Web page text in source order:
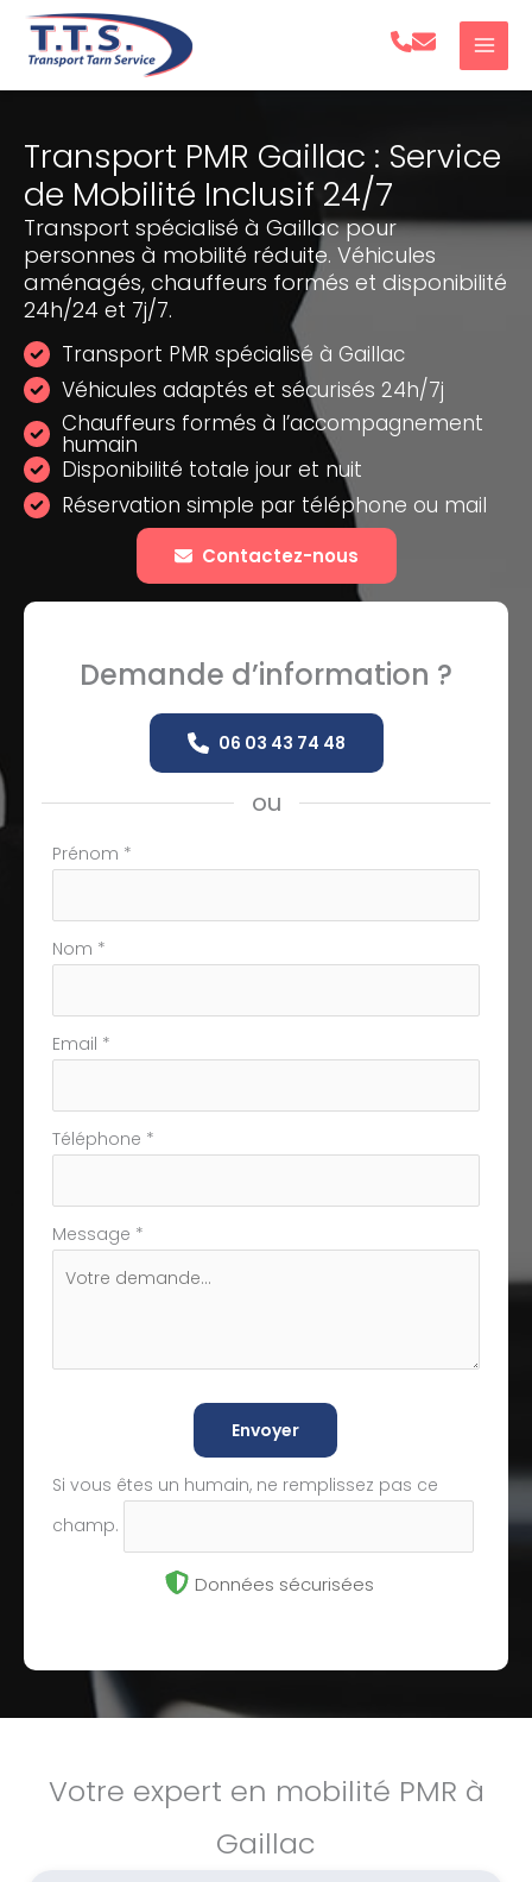
Aller
Transport PMR Gaillac : Service
de Mobilité Inclusif 24/7
Transport spécialisé à Gaillac pour
personnes à mobilité réduite. Véhicules
aménagés, chauffeurs formés et disponibilité
24h/24 et 7j/7.
Transport PMR spécialisé à Gaillac
Véhicules adaptés et sécurisés 24h/7j
Chauffeurs formés à l’accompagnement
humain
Disponibilité totale jour et nuit
Réservation simple par téléphone ou mail
Contactez-nous
Demande d’information ?
06 03 43 74 48
ou
Formulaire
téléphone
Prénom *
Nom *
Email *
Téléphone *
Message *
Envoyer
Si vous êtes un humain, ne remplissez pas ce
champ.
Données sécurisées
Votre expert en mobilité PMR à
Gaillac